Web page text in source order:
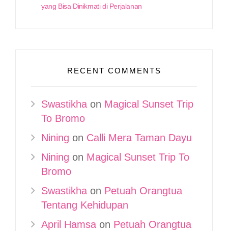
yang Bisa Dinikmati di Perjalanan
RECENT COMMENTS
Swastikha on Magical Sunset Trip
To Bromo
Nining on Calli Mera Taman Dayu
Nining on Magical Sunset Trip To
Bromo
Swastikha on Petuah Orangtua
Tentang Kehidupan
April Hamsa on Petuah Orangtua